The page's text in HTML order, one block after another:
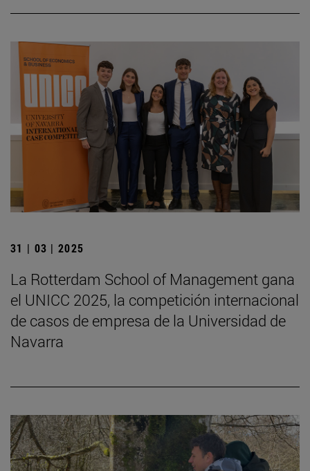
31 | 03 | 2025
La Rotterdam School of Management gana
el UNICC 2025, la competición internacional
de casos de empresa de la Universidad de
Navarra